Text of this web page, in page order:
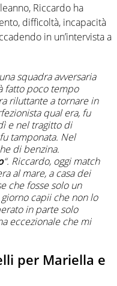
Riccardo ha
difficoltà, incapacità
in un’intervista a
squadra avversaria
fatto poco tempo
riluttante a tornare in
qual era, fu
e nel tragitto di
tamponata. Nel
di benzina.
“. Riccardo, oggi match
al mare, a casa dei
che fosse solo un
capii che non lo
in parte solo
eccezionale che mi
per Mariella e